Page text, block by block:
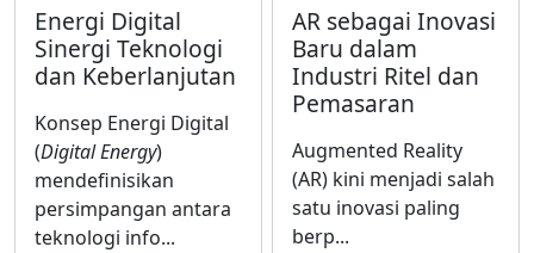
Energi Digital
Sinergi Teknologi
dan Keberlanjutan
Konsep Energi Digital
(Digital Energy)
mendefinisikan
persimpangan antara
teknologi info...
AR sebagai Inovasi
Baru dalam
Industri Ritel dan
Pemasaran
Augmented Reality
(AR) kini menjadi salah
satu inovasi paling
berp...